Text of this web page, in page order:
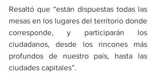
Resaltó que “están dispuestas todas las
mesas en los lugares del territorio donde
corresponde, y participarán los
ciudadanos, desde los rincones más
profundos de nuestro país, hasta las
ciudades capitales”.